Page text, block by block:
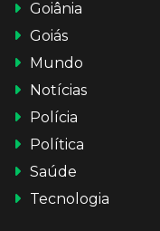
Goiânia
Goiás
Mundo
Notícias
Polícia
Política
Saúde
Tecnologia